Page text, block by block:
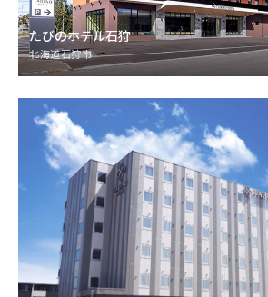
たびのホテル石狩
北海道石狩市